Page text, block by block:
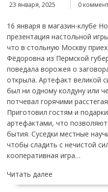
23 января, 2025 0
16 января в магазин-клубе
презентация настольной
что в стольную Москву
Фёдоровна из Пермской
поведала ворожея о
открыла. Артефакт великой
был ни одному колдуну или
потчевал горячими
Приготовил гостям и
артефактами, что позволяют
бытия. Суседки местные
чтобы сладить с нечистой
кооперативная игра…
Читать далее